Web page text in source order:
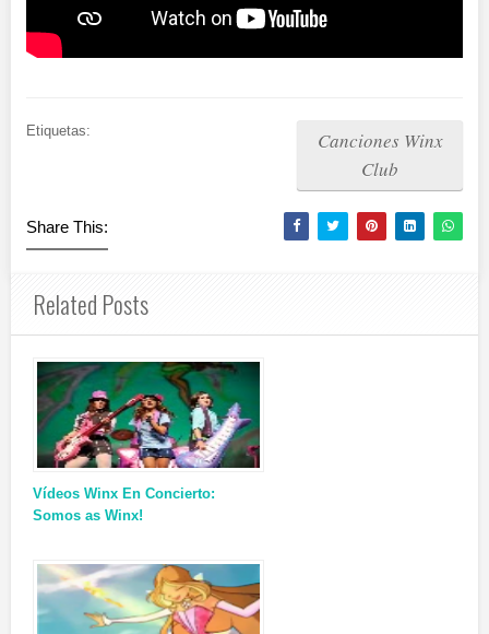
Etiquetas:
Canciones Winx
Club
Share This:
Related Posts
Vídeos Winx En Concierto:
Somos as Winx!